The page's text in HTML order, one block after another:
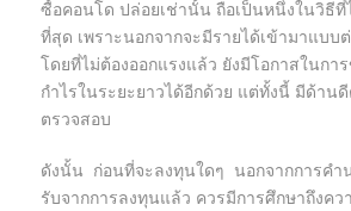
ซื้อคอนโด ปล่อยเช่านั้น ถือเป็นหนึ่งในวิธี
ที่สุด เพราะนอกจากจะมีรายได้เข้ามาแบบ
โดยที่ไม่ต้องออกแรงแล้ว ยังมีโอกาสในกา
กำไรในระยะยาวได้อีกด้วย แต่ทั้งนี้ มีด้าน
ตรวจสอบ
ดังนั้น ก่อนที่จะลงทุนใดๆ นอกจากการคำ
รับจากการลงทุนแล้ว ควรมีการศึกษาถึงคว